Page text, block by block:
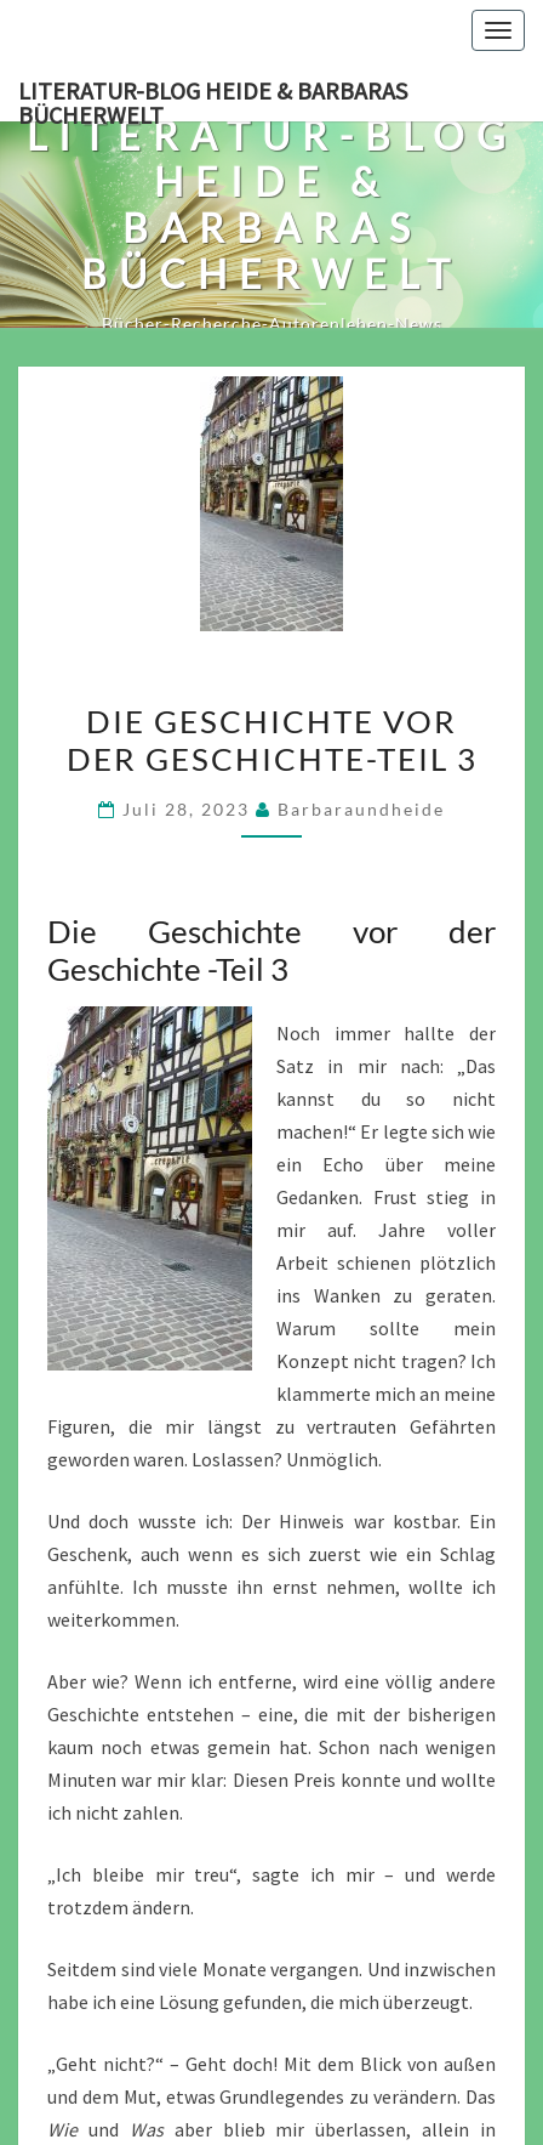
content
LITERATUR-BLOG HEIDE & BARBARAS
BÜCHERWELT
LITERATUR-BLOG
HEIDE &
BARBARAS
BÜCHERWELT
Bücher-Recherche-Autorenleben-News
GESCHICHTE
VOR
DIE GESCHICHTE VOR
DER GESCHICHTE-TEIL 3
Juli 28, 2023 Barbaraundheide
Die Geschichte vor der
Geschichte -Teil 3
Noch immer hallte der
Satz in mir nach: „Das
kannst du so nicht
machen!“ Er legte sich wie
ein Echo über meine
Gedanken. Frust stieg in
mir auf. Jahre voller
Arbeit schienen plötzlich
ins Wanken zu geraten.
Warum sollte mein
Konzept nicht tragen? Ich
klammerte mich an meine
Figuren, die mir längst zu vertrauten Gefährten
geworden waren. Loslassen? Unmöglich.
Und doch wusste ich: Der Hinweis war kostbar. Ein
Geschenk, auch wenn es sich zuerst wie ein Schlag
anfühlte. Ich musste ihn ernst nehmen, wollte ich
weiterkommen.
Aber wie? Wenn ich entferne, wird eine völlig andere
Geschichte entstehen – eine, die mit der bisherigen
kaum noch etwas gemein hat. Schon nach wenigen
Minuten war mir klar: Diesen Preis konnte und wollte
ich nicht zahlen.
„Ich bleibe mir treu“, sagte ich mir – und werde
trotzdem ändern.
Seitdem sind viele Monate vergangen. Und inzwischen
habe ich eine Lösung gefunden, die mich überzeugt.
„Geht nicht?“ – Geht doch! Mit dem Blick von außen
und dem Mut, etwas Grundlegendes zu verändern. Das
Wieund Wasaber blieb mir überlassen, allein in